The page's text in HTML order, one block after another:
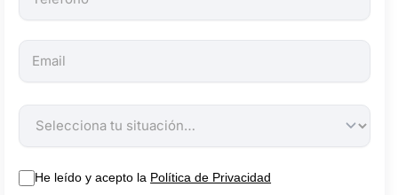
He leído y acepto la Política de Privacidad